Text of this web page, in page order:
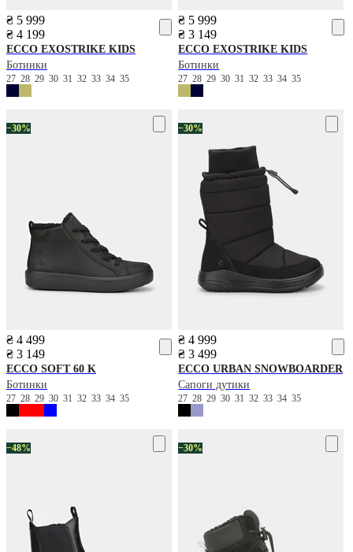
₴ 5 999
₴ 4 199
ECCO EXOSTRIKE KIDS
Ботинки
27 28 29 30 31 32 33 34 35
₴ 5 999
₴ 3 149
ECCO EXOSTRIKE KIDS
Ботинки
272829303132333435
−30%
₴ 4 499
₴ 3 149
ECCO SOFT 60 K
Ботинки
27 28 29 30 31 32 33 34 35
−30%
₴ 4 999
₴ 3 499
ECCO URBAN SNOWBOARDER
Сапоги дутики
272829303132333435
−48% −30%